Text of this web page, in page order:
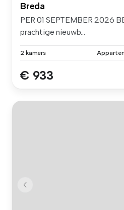
Breda
PER 01 SEPTEMBER 2026
prachtige nieuwb...
2 kamers
€ 933